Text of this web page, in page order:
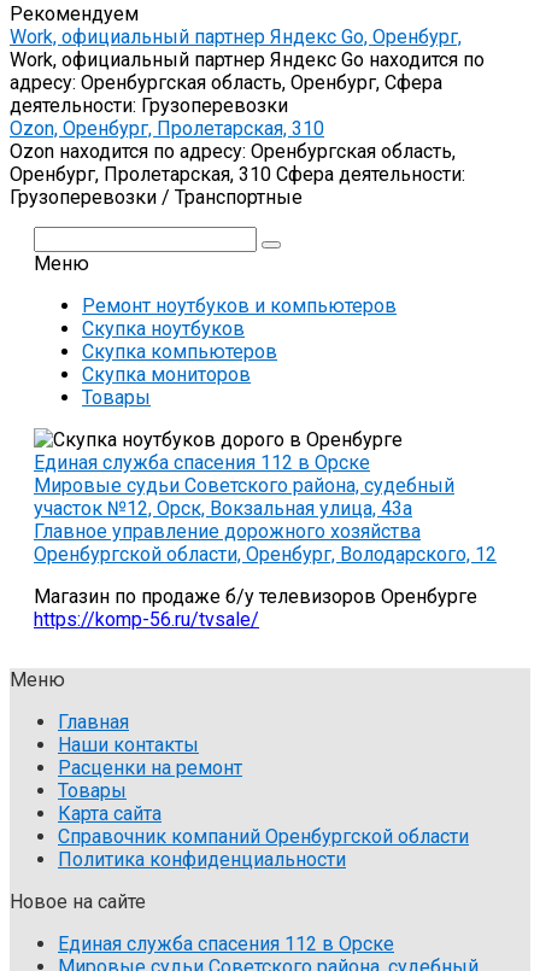
Рекомендуем
Work, официальный партнер Яндекс Go, Оренбург,
Work, официальный партнер Яндекс Go находится по
адресу: Оренбургская область, Оренбург, Сфера
деятельности: Грузоперевозки
Ozon, Оренбург, Пролетарская, 310
Ozon находится по адресу: Оренбургская область,
Оренбург, Пролетарская, 310 Сфера деятельности:
Грузоперевозки / Транспортные
Меню
Ремонт ноутбуков и компьютеров
Скупка ноутбуков
Скупка компьютеров
Скупка мониторов
Товары
Единая служба спасения 112 в Орске
Мировые судьи Советского района, судебный
участок №12, Орск, Вокзальная улица, 43а
Главное управление дорожного хозяйства
Оренбургской области, Оренбург, Володарского, 12
Магазин по продаже б/у телевизоров Оренбурге
https://komp-56.ru/tvsale/
Меню
Главная
Наши контакты
Расценки на ремонт
Товары
Карта сайта
Справочник компаний Оренбургской области
Политика конфиденциальности
Новое на сайте
Единая служба спасения 112 в Орске